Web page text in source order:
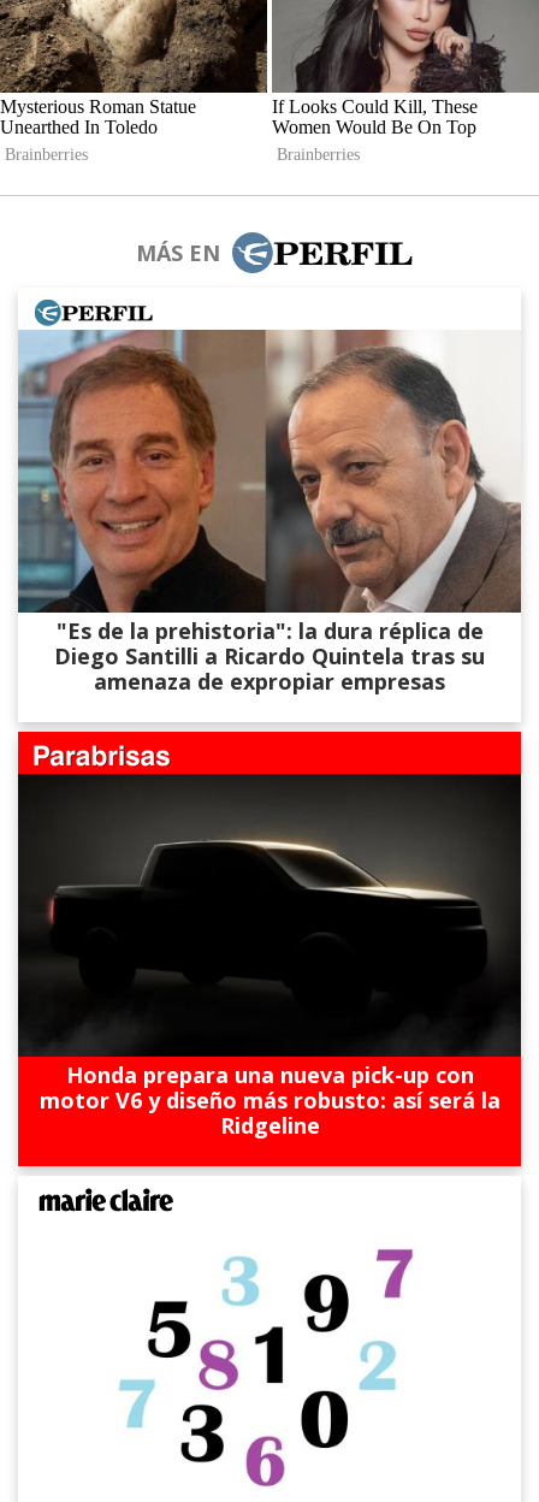
MÁS EN
"Es de la prehistoria": la dura réplica de
Diego Santilli a Ricardo Quintela tras su
amenaza de expropiar empresas
Honda prepara una nueva pick-up con
motor V6 y diseño más robusto: así será la
Ridgeline